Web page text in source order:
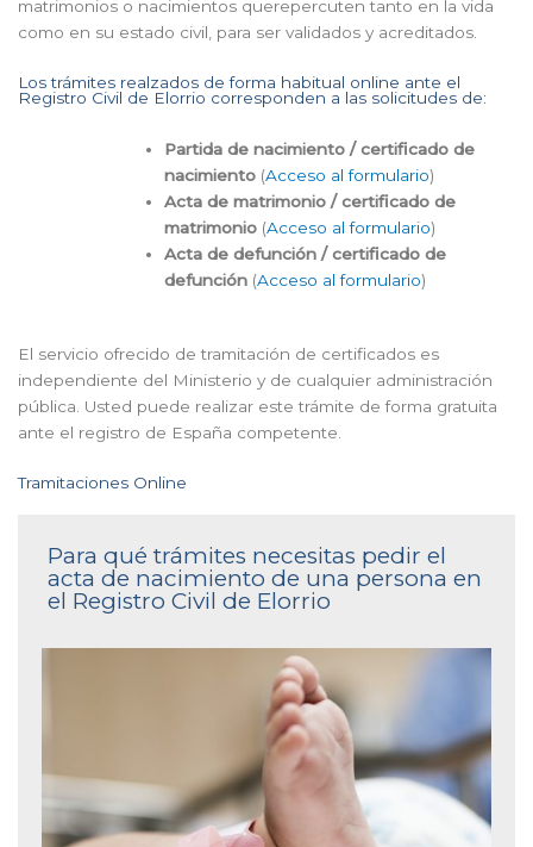
matrimonios o nacimientos querepercuten tanto en la vida
como en su estado civil, para ser validados y acreditados.
Los trámites realzados de forma habitual online ante el
Registro Civil de Elorrio corresponden a las solicitudes de:
Partida de nacimiento / certificado de
nacimiento (Acceso al formulario)
Acta de matrimonio / certificado de
matrimonio (Acceso al formulario)
Acta de defunción / certificado de
defunción (Acceso al formulario)
El servicio ofrecido de tramitación de certificados es
independiente del Ministerio y de cualquier administración
pública. Usted puede realizar este trámite de forma gratuita
ante el registro de España competente.
Tramitaciones Online
Para qué trámites necesitas pedir el
acta de nacimiento de una persona en
el Registro Civil de Elorrio